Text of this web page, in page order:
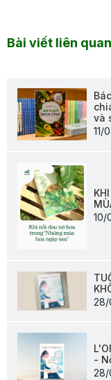
Bài viết liên quan
và
11/
10/
28/
-
28/